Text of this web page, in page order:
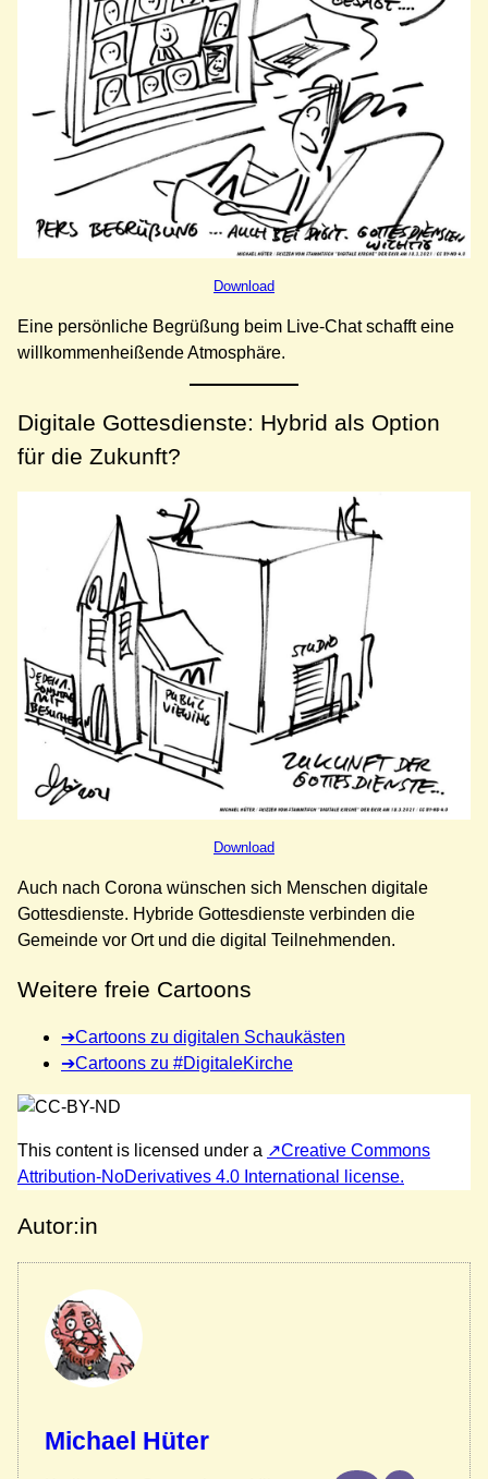
Download
Eine persönliche Begrüßung beim Live-Chat schafft eine
willkommenheißende Atmosphäre.
Digitale Gottesdienste: Hybrid als Option
für die Zukunft?
Download
Auch nach Corona wünschen sich Menschen digitale
Gottesdienste. Hybride Gottesdienste verbinden die
Gemeinde vor Ort und die digital Teilnehmenden.
Weitere freie Cartoons
Cartoons zu digitalen Schaukästen
Cartoons zu #DigitaleKirche
This contentis licensed under a
Creative Commons
Attribution-NoDerivatives 4.0 International license.
Autor:in
Michael Hüter